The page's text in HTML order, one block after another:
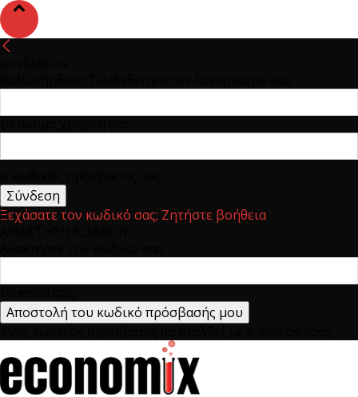
Ξεχάσατε τον κωδικό σας; Ζητήστε βοήθεια